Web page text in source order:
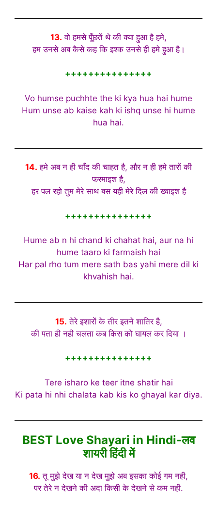
13. वो हमसे पूँछतें थे की क्या हुआ है हमे,
हम उनसे अब कैसे कह कि इश्क उनसे ही हमे हुआ है।
+++++++++++++++
Vo humse puchhte the ki kya hua hai hume
Hum unse ab kaise kah ki ishq unse hi hume
hua hai.
14. हमे अब न ही चाँद की चाहत है, और न ही हमे तारों की
फरमाइश है,
हर पल रहो तुम मेरे साथ बस यही मेरे दिल की ख्वाइश है
+++++++++++++++
Hume ab n hi chand ki chahat hai, aur na hi
hume taaro ki farmaish hai
Har pal rho tum mere sath bas yahi mere dil ki
khvahish hai.
15. तेरे इशारों के तीर इतने शातिर है,
की पता ही नही चलता कब किस को घायल कर दिया ।
+++++++++++++++
Tere isharo ke teer itne shatir hai
Ki pata hi nhi chalata kab kis ko ghayal kar diya.
BEST Love Shayari in Hindi-लव
शायरी हिंदी में
16. तू मुझे देख या न देख मुझे अब इसका कोई गम नही,
पर तेरे न देखने की अदा किसी के देखने से कम नही.